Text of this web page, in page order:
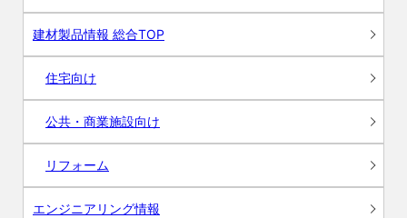
建材製品情報 総合TOP
住宅向け
公共・商業施設向け
リフォーム
エンジニアリング情報